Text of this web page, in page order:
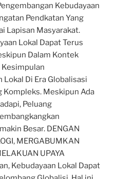
Kebudayaan
Pendkatan Yang
Lapisan Masyarakat.
Lokal Dapat Terus
Dalam Kontek
Kesimpulan
Lokal Di Era Globalisasi
Kompleks. Meskipun Ada
Peluang
Besar. DENGAN
MERGABUMKAN
UPAYA
Kebudayaan Lokal Dapat